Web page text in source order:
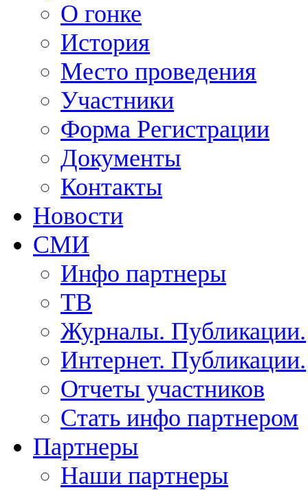
О гонке
История
Место проведения
Участники
Форма Регистрации
Документы
Контакты
Новости
СМИ
Инфо партнеры
ТВ
Журналы. Публикации.
Интернет. Публикации.
Отчеты участников
Стать инфо партнером
Партнеры
Наши партнеры